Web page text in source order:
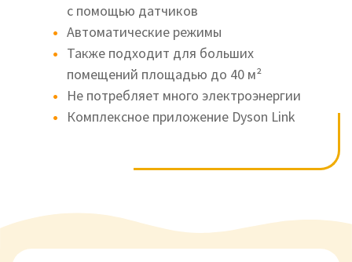
с помощью датчиков
Автоматические режимы
Также подходит для больших
помещений площадью до 40 м²
Не потребляет много электроэнергии
Комплексное приложение Dyson Link